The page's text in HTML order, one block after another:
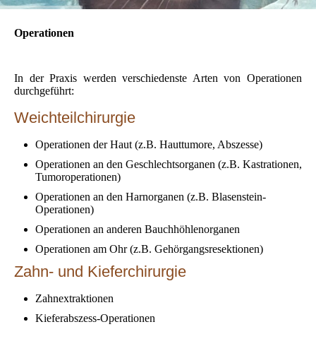
Operationen
In der Praxis werden verschiedenste Arten von Operationen
durchgeführt:
Weichteilchirurgie
Operationen der Haut (z.B. Hauttumore, Abszesse)
Operationen an den Geschlechtsorganen (z.B. Kastrationen,
Tumoroperationen)
Operationen an den Harnorganen (z.B. Blasenstein-
Operationen)
Operationen an anderen Bauchhöhlenorganen
Operationen am Ohr (z.B. Gehörgangsresektionen)
Zahn- und Kieferchirurgie
Zahnextraktionen
Kieferabszess-Operationen